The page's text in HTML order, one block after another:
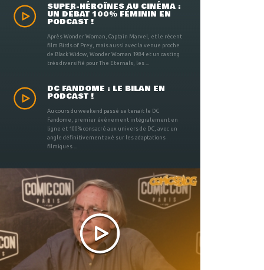
SUPER-HÉROÏNES AU CINÉMA :
UN DÉBAT 100% FÉMININ EN
PODCAST !
Après Wonder Woman, Captain Marvel, et le récent
film Birds of Prey, mais aussi avec la venue proche
de Black Widow, Wonder Woman 1984 et un casting
très diversifié pour The Eternals, les ...
DC FANDOME : LE BILAN EN
PODCAST !
Au cours du weekend passé se tenait le DC
Fandome, premier évènement intégralement en
ligne et 100% consacré aux univers de DC, avec un
angle définitivement axé sur les adaptations
filmiques ...